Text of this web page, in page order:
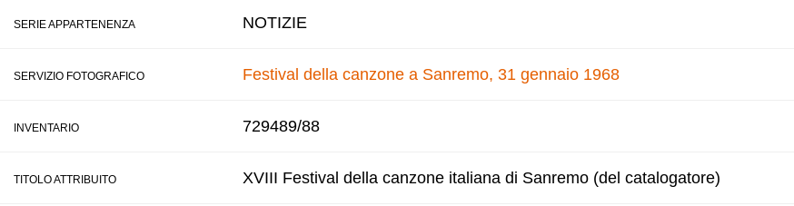
SERIE APPARTENENZA NOTIZIE
SERVIZIO FOTOGRAFICO Festival della canzone a Sanremo, 31 gennaio 1968
INVENTARIO 729489/88
TITOLO ATTRIBUITO XVIII Festival della canzone italiana di Sanremo (del catalogatore)